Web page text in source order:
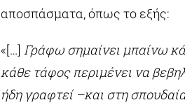
αποσπάσματα, όπως το εξής:
«[…] Γράφω σημαίνει μπαίνω
κάθε τάφος περιμένει να
ήδη γραφτεί –και στη